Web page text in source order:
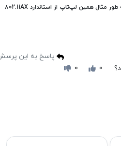
بی‌سیم مانور میدند. به طور مثال همین لپ‌تاپ از استاندارد 802.11AX
پاسخ به این
0
0